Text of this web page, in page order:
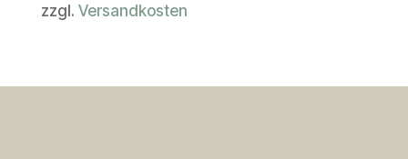
zzgl. Versandkosten